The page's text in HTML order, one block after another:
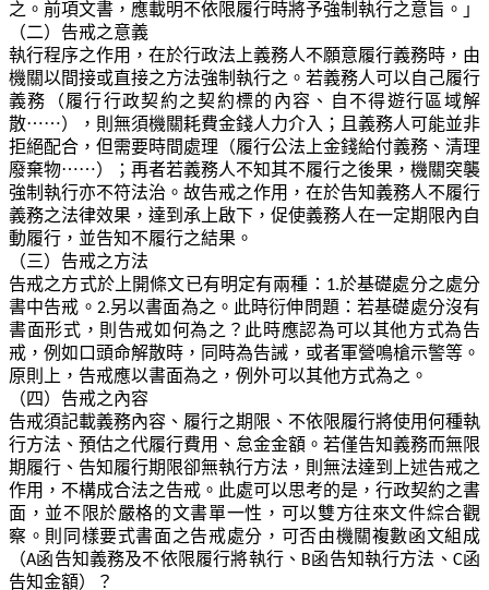
之。前項文書，應載明不依限履行時將予強制執行之意旨。」
（二）告戒之意義
執行程序之作用，在於行政法上義務人不願意履行義務時，由
機關以間接或直接之方法強制執行之。若義務人可以自己履行
義務（履行行政契約之契約標的內容、自不得遊行區域解
散⋯⋯），則無須機關耗費金錢人力介入；且義務人可能並非
拒絕配合，但需要時間處理（履行公法上金錢給付義務、清理
廢棄物⋯⋯）；再者若義務人不知其不履行之後果，機關突襲
強制執行亦不符法治。故告戒之作用，在於告知義務人不履行
義務之法律效果，達到承上啟下，促使義務人在一定期限內自
動履行，並告知不履行之結果。
（三）告戒之方法
告戒之方式於上開條文已有明定有兩種：1.於基礎處分之處分
書中告戒。2.另以書面為之。此時衍伸問題：若基礎處分沒有
書面形式，則告戒如何為之？此時應認為可以其他方式為告
戒，例如口頭命解散時，同時為告誡，或者軍營鳴槍示警等。
原則上，告戒應以書面為之，例外可以其他方式為之。
（四）告戒之內容
告戒須記載義務內容、履行之期限、不依限履行將使用何種執
行方法、預估之代履行費用、怠金金額。若僅告知義務而無限
期履行、告知履行期限卻無執行方法，則無法達到上述告戒之
作用，不構成合法之告戒。此處可以思考的是，行政契約之書
面，並不限於嚴格的文書單一性，可以雙方往來文件綜合觀
察。則同樣要式書面之告戒處分，可否由機關複數函文組成
（A函告知義務及不依限履行將執行、B函告知執行方法、C函
告知金額）？